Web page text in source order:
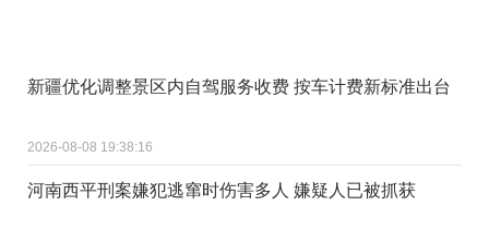
新疆优化调整景区内自驾服务收费 按车计费新标准出台
2026-08-08 19:38:16
河南西平刑案嫌犯逃窜时伤害多人 嫌疑人已被抓获